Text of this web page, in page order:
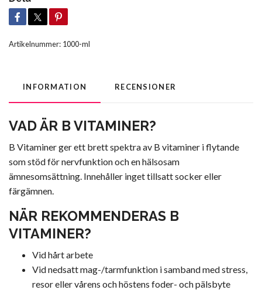
Artikelnummer: 1000-ml
INFORMATION RECENSIONER
VAD ÄR B VITAMINER?
B Vitaminer ger ett brett spektra av B vitaminer i flytande
som stöd för nervfunktion och en hälsosam
ämnesomsättning. Innehåller inget tillsatt socker eller
färgämnen.
NÄR REKOMMENDERAS B
VITAMINER?
Vid hårt arbete
Vid nedsatt mag-/tarmfunktion i samband med stress,
resor eller vårens och höstens foder- och pälsbyte